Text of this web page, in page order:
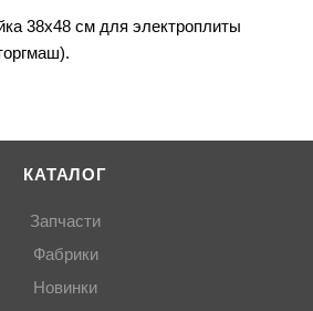
38х48 см для электроплиты
КАТАЛОГ
Запчасти
Фабрики
Новинки